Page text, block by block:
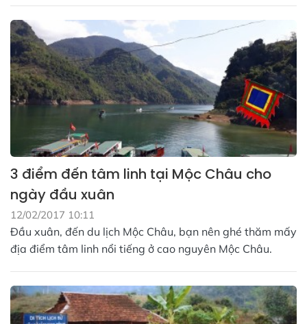
3 điểm đến tâm linh tại Mộc Châu cho
ngày đầu xuân
12/02/2017 10:11
Đầu xuân, đến du lịch Mộc Châu, bạn nên ghé thăm mấy
địa điểm tâm linh nổi tiếng ở cao nguyên Mộc Châu.